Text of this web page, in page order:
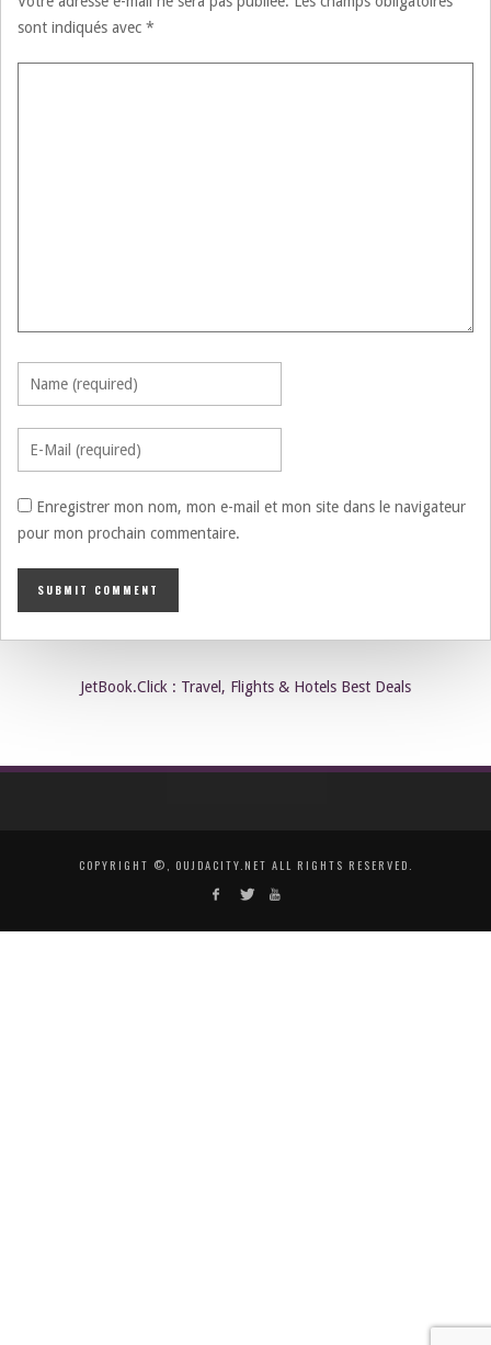
sont indiqués avec *
Enregistrer mon nom, mon e-mail et mon site dans le navigateur
pour mon prochain commentaire.
JetBook.Click : Travel, Flights & Hotels Best Deals
COPYRIGHT ©, OUJDACITY.NET ALL RIGHTS RESERVED.